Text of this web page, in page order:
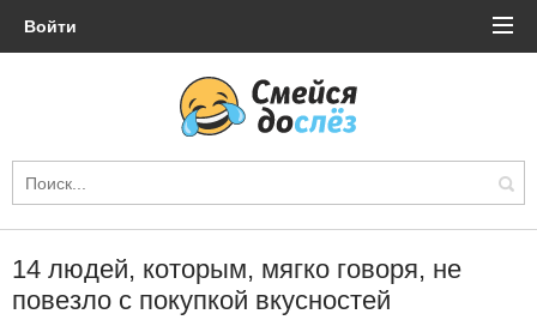
Войти
14 людей, которым, мягко говоря, не
повезло с покупкой вкусностей